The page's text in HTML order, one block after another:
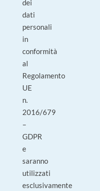
dei
dati
personali
in
conformità
al
Regolamento
UE
n.
2016/679
–
GDPR
e
saranno
utilizzati
esclusivamente